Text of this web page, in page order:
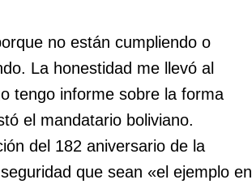
no están cumpliendo o
La honestidad me llevó al
tengo informe sobre la forma
el mandatario boliviano.
del 182 aniversario de la
que sean «el ejemplo en